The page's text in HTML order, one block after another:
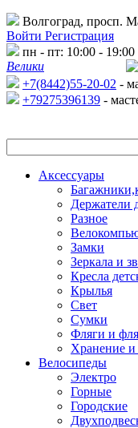
Волгоград, просп.
Войти Регистрация
пн - пт: 10:00 -
Велики
+7(8442)55-20-02 -
+79275396139 -
Аксессуары
Держатели
Разное
Замки
Зеркала и
Кресла
Крылья
Свет
Сумки
Фляги и
Хранение и
Велосипеды
Электро
Горные
Городские